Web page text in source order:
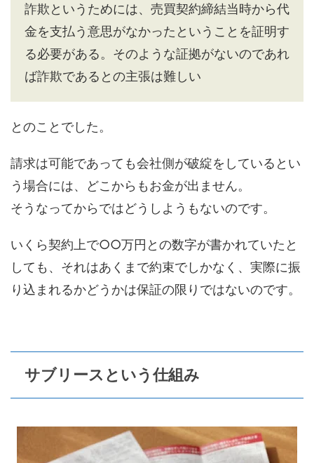
詐欺というためには、売買契約締結当時から代
金を支払う意思がなかったということを証明す
る必要がある。そのような証拠がないのであれ
ば詐欺であるとの主張は難しい
とのことでした。
請求は可能であっても会社側が破綻をしているとい
う場合には、どこからもお金が出ません。
そうなってからではどうしようもないのです。
いくら契約上で○○万円との数字が書かれていたと
しても、それはあくまで約束でしかなく、実際に振
り込まれるかどうかは保証の限りではないのです。
サブリースという仕組み